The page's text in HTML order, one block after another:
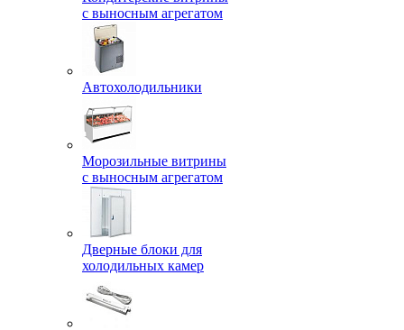
с выносным агрегатом
Автохолодильники
Морозильные витрины
с выносным агрегатом
Дверные блоки для
холодильных камер